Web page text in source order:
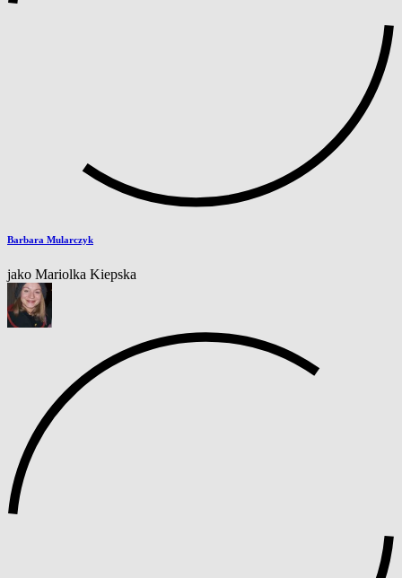
Barbara Mularczyk
jako Mariolka Kiepska